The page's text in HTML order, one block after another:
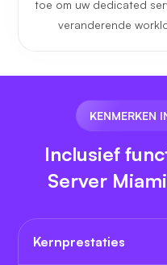
toe om uw dedicated
veranderende
KENMERKEN
Inclusief
Server
Kernprestaties